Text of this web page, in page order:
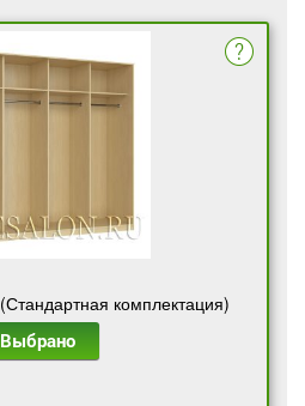
комплектация)
Выбрано